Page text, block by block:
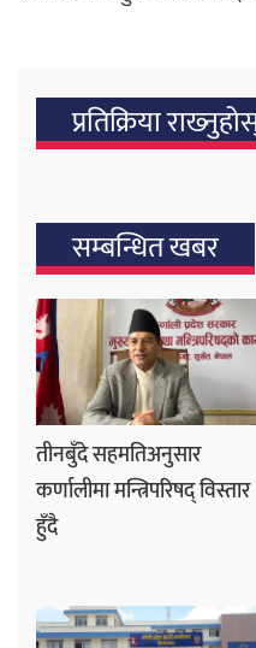
प्रतिक्रिया
सम्बन्धित खबर
तीनबुँदे सहमतिअनुसार
कर्णालीमा मन्त्रिपरिषद् विस्तार
हुँदै